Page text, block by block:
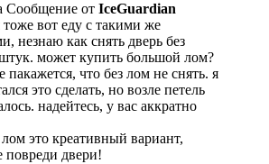
Сообщение от IceGuardian
тоже вот еду с такими же
незнаю как снять дверь без
может купить большой лом?
пакажется, что без лом не снять. я
это сделать, но возле петель
надейтесь, у вас аккратно
это креативный вариант,
повреди двери!